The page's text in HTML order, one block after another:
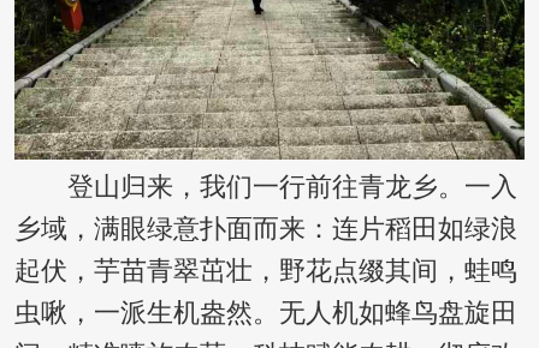
登山归来，我们一行前往青龙乡。一入
乡域，满眼绿意扑面而来：连片稻田如绿浪
起伏，芋苗青翠茁壮，野花点缀其间，蛙鸣
虫啾，一派生机盎然。无人机如蜂鸟盘旋田